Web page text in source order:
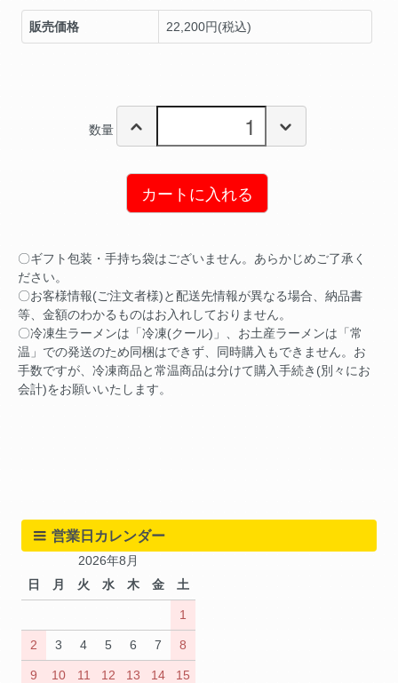
販売価格 22,200円(税込)
数量
カートに入れる
〇ギフト包装・手持ち袋はございません。あらかじめご了承く
ださい。
〇お客様情報(ご注文者様)と配送先情報が異なる場合、納品書
等、金額のわかるものはお入れしておりません。
〇冷凍生ラーメンは「冷凍(クール)」、お土産ラーメンは「常
温」での発送のため同梱はできず、同時購入もできません。お
手数ですが、冷凍商品と常温商品は分けて購入手続き(別々にお
会計)をお願いいたします。
営業日カレンダー
2026年8月
日
月 火 水 木 金 土
1
2 3 4 5 6 7 8
9 10 11 12 13 14 15